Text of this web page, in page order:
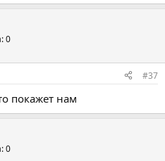
0
#37
покажет нам
0